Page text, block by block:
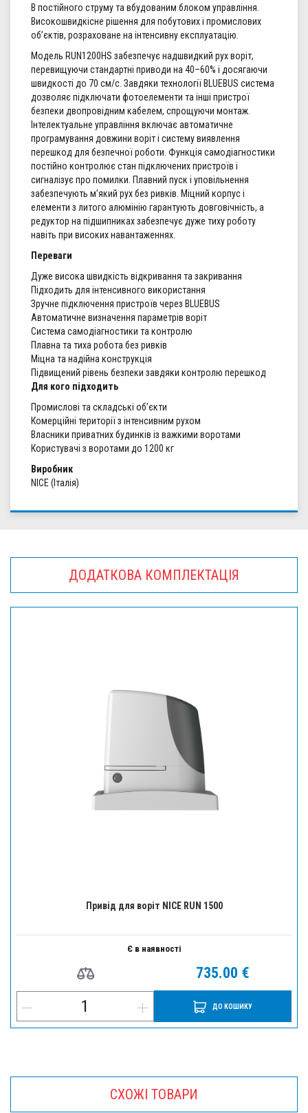
В постійного струму та вбудованим блоком управління.
Високошвидкісне рішення для побутових і промислових
об’єктів, розраховане на інтенсивну експлуатацію.
Модель RUN1200HS забезпечує надшвидкий рух воріт,
перевищуючи стандартні приводи на 40–60% і досягаючи
швидкості до 70 см/с. Завдяки технології BLUEBUS система
дозволяє підключати фотоелементи та інші пристрої
безпеки двопровідним кабелем, спрощуючи монтаж.
Інтелектуальне управління включає автоматичне
програмування довжини воріт і систему виявлення
перешкод для безпечної роботи. Функція самодіагностики
постійно контролює стан підключених пристроїв і
сигналізує про помилки. Плавний пуск і уповільнення
забезпечують м’який рух без ривків. Міцний корпус і
елементи з литого алюмінію гарантують довговічність, а
редуктор на підшипниках забезпечує дуже тиху роботу
навіть при високих навантаженнях.
Переваги
Дуже висока швидкість відкривання та закривання
Підходить для інтенсивного використання
Зручне підключення пристроїв через BLUEBUS
Автоматичне визначення параметрів воріт
Система самодіагностики та контролю
Плавна та тиха робота без ривків
Міцна та надійна конструкція
Підвищений рівень безпеки завдяки контролю перешкод
Для кого підходить
Промислові та складські об’єкти
Комерційні території з інтенсивним рухом
Власники приватних будинків із важкими воротами
Користувачі з воротами до 1200 кг
Виробник
NICE (Італія)
ДОДАТКОВА КОМПЛЕКТАЦІЯ
Привід для воріт NICE RUN 1500
Є в наявності
735.00 €
ДО КОШИКУ
СХОЖІ ТОВАРИ